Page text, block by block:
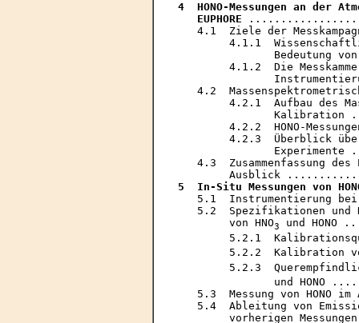
4  HONO-Messungen an der
   EUPHORE
4.1  Ziele der
4.1.1
Bedeutung
4.1.2  Die
4.2
4.2.1  Aufbau des
Kalibration
4.2.2  HONO-
4.2.3  Überblick
Experimente
4.3  Zusammenfassung des
5  In-Situ Messungen von
5.1  Instrumentierung
5.2  Spezifikationen und
        von HNO
3
und
5.2.1
5.2.2  Kalibration
5.2.3
und HONO
5.3  Messung von HONO im
5.4  Ableitung von